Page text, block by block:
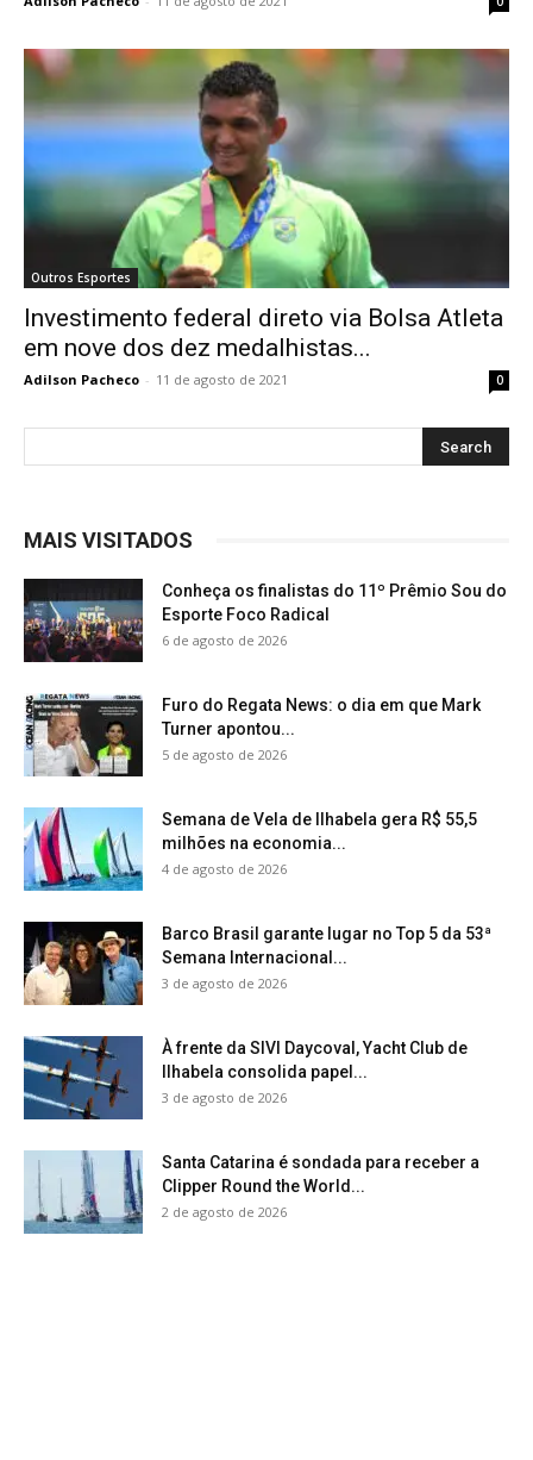
Outros Esportes
Investimento federal direto via Bolsa Atleta
em nove dos dez medalhistas...
Adilson Pacheco - 11 de agosto de 2021 0
MAIS VISITADOS
Conheça os finalistas do 11º Prêmio Sou do
Esporte Foco Radical
6 de agosto de 2026
Furo do Regata News: o dia em que Mark
Turner apontou...
5 de agosto de 2026
Semana de Vela de Ilhabela gera R$ 55,5
milhões na economia...
4 de agosto de 2026
Barco Brasil garante lugar no Top 5 da 53ª
Semana Internacional...
3 de agosto de 2026
À frente da SIVI Daycoval, Yacht Club de
Ilhabela consolida papel...
3 de agosto de 2026
Santa Catarina é sondada para receber a
Clipper Round the World...
2 de agosto de 2026